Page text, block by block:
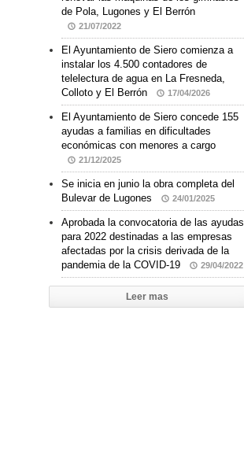
de Pola, Lugones y El Berrón
21/07/2022
El Ayuntamiento de Siero comienza a
instalar los 4.500 contadores de
telelectura de agua en La Fresneda,
Colloto y El Berrón
17/04/2026
El Ayuntamiento de Siero concede 155
ayudas a familias en dificultades
económicas con menores a cargo
21/12/2025
Se inicia en junio la obra completa del
Bulevar de Lugones
24/01/2025
Aprobada la convocatoria de las ayudas
para 2022 destinadas a las empresas
afectadas por la crisis derivada de la
pandemia de la COVID-19
29/04/2022
Leer mas